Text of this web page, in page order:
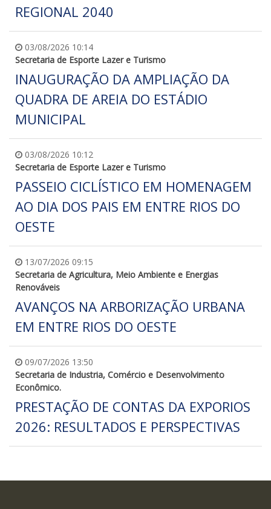
REGIONAL 2040
03/08/2026 10:14
Secretaria de Esporte Lazer e Turismo
INAUGURAÇÃO DA AMPLIAÇÃO DA
QUADRA DE AREIA DO ESTÁDIO
MUNICIPAL
03/08/2026 10:12
Secretaria de Esporte Lazer e Turismo
PASSEIO CICLÍSTICO EM HOMENAGEM
AO DIA DOS PAIS EM ENTRE RIOS DO
OESTE
13/07/2026 09:15
Secretaria de Agricultura, Meio Ambiente e Energias
Renováveis
AVANÇOS NA ARBORIZAÇÃO URBANA
EM ENTRE RIOS DO OESTE
09/07/2026 13:50
Secretaria de Industria, Comércio e Desenvolvimento
Econômico.
PRESTAÇÃO DE CONTAS DA EXPORIOS
2026: RESULTADOS E PERSPECTIVAS